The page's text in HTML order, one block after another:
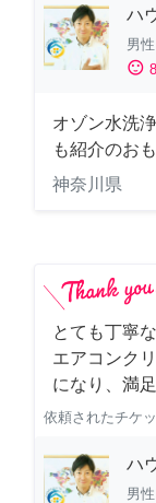
ハ
男性
sentiment_satisfied 8
オゾン水洗
も紹介のお
神奈川県
とても丁寧
エアコンク
になり、満
依頼されたチケ
ハ
男性